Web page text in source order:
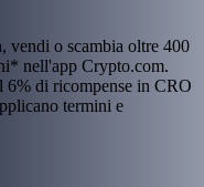
vendi o scambia oltre 400
nell'app Crypto.com.
di ricompense in CRO
termini e